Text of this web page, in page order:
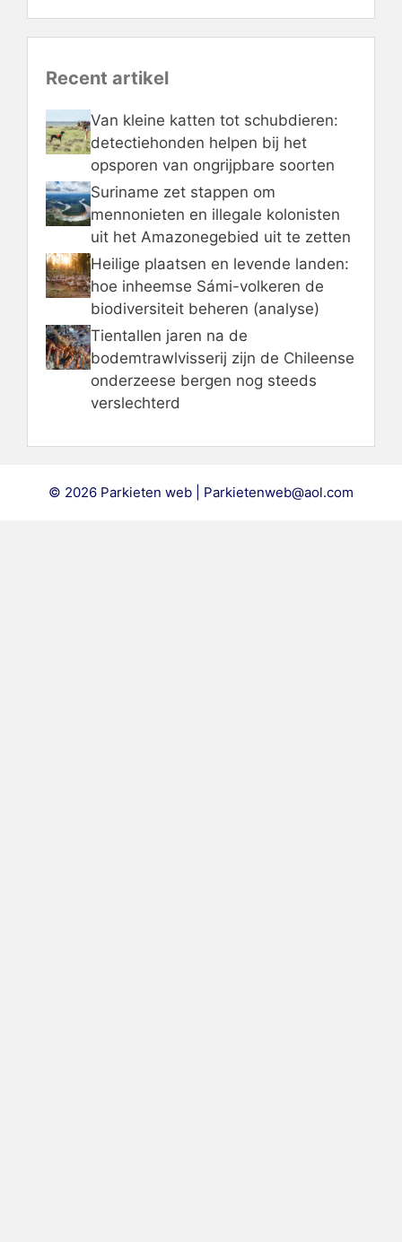
Recent artikel
Van kleine katten tot schubdieren:
detectiehonden helpen bij het
opsporen van ongrijpbare soorten
Suriname zet stappen om
mennonieten en illegale kolonisten
uit het Amazonegebied uit te zetten
Heilige plaatsen en levende landen:
hoe inheemse Sámi-volkeren de
biodiversiteit beheren (analyse)
Tientallen jaren na de
bodemtrawlvisserij zijn de Chileense
onderzeese bergen nog steeds
verslechterd
© 2026 Parkieten web | Parkietenweb@aol.com